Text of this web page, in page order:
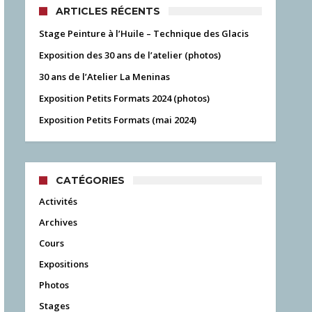
ARTICLES RÉCENTS
Stage Peinture à l’Huile – Technique des Glacis
Exposition des 30 ans de l’atelier (photos)
30 ans de l’Atelier La Meninas
Exposition Petits Formats 2024 (photos)
Exposition Petits Formats (mai 2024)
CATÉGORIES
Activités
Archives
Cours
Expositions
Photos
Stages